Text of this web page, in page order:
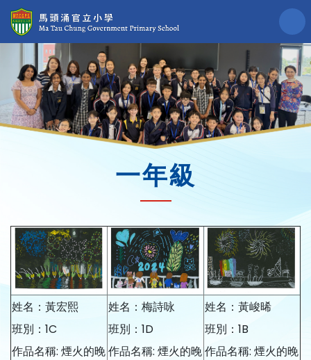
一年級
姓名：黃宏熙
班別：1C
作品名稱: 煙火的晚
姓名：梅詩咏
班別：1D
作品名稱: 煙火的晚
姓名：黃峻晞
班別：1B
作品名稱: 煙火的晚